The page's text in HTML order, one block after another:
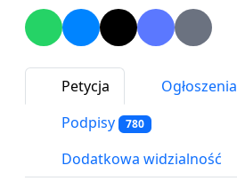
Petycja Ogłoszenia
Podpisy 780
Dodatkowa widzialność